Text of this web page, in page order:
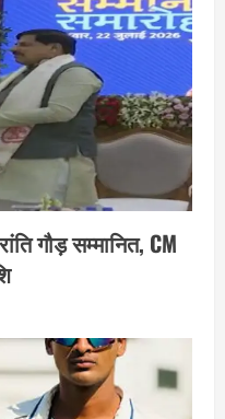
गौड़ सम्मानित, CM
भव्य प्रतिभा सम्मान एवं
कार्यक्रम संपन्न
लाइफ स्टाइल
को मिलेगी रफ्तार, लालपुर–